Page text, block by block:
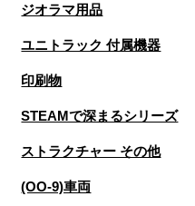
ジオラマ用品
ユニトラック 付属機器
印刷物
STEAMで深まるシリーズ
ストラクチャー その他
(OO-9)車両